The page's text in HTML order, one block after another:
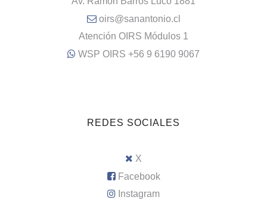
oirs@sanantonio.cl
Atención OIRS Módulos 1
WSP OIRS +56 9 6190 9067
REDES SOCIALES
X
Facebook
Instagram